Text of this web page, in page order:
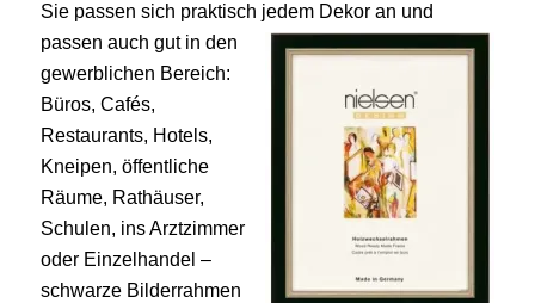
Sie passen sich praktisch jedem Dekor an und
passen auch gut in den
gewerblichen Bereich:
Büros, Cafés,
Restaurants, Hotels,
Kneipen, öffentliche
Räume, Rathäuser,
Schulen, ins Arztzimmer
oder Einzelhandel –
schwarze Bilderrahmen